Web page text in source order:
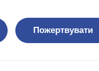
Пожертвувати